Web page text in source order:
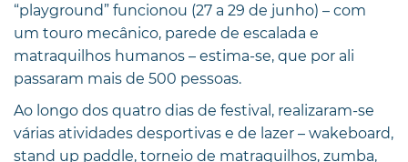
“playground” funcionou (27 a 29 de junho) – com
um touro mecânico, parede de escalada e
matraquilhos humanos – estima-se, que por ali
passaram mais de 500 pessoas.
Ao longo dos quatro dias de festival, realizaram-se
várias atividades desportivas e de lazer – wakeboard,
stand up paddle, torneio de matraquilhos, zumba,